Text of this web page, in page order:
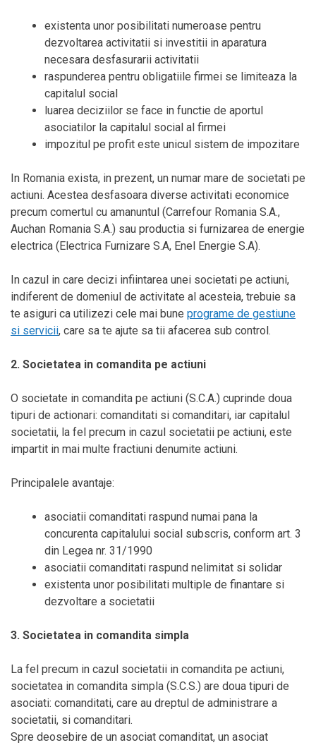
existenta unor posibilitati numeroase pentru
dezvoltarea activitatii si investitii in aparatura
necesara desfasurarii activitatii
raspunderea pentru obligatiile firmei se limiteaza la
capitalul social
luarea deciziilor se face in functie de aportul
asociatilor la capitalul social al firmei
impozitul pe profit este unicul sistem de impozitare
In Romania exista, in prezent, un numar mare de societati pe
actiuni. Acestea desfasoara diverse activitati economice
precum comertul cu amanuntul (Carrefour Romania S.A.,
Auchan Romania S.A.) sau productia si furnizarea de energie
electrica (Electrica Furnizare S.A, Enel Energie S.A).
In cazul in care decizi infiintarea unei societati pe actiuni,
indiferent de domeniul de activitate al acesteia, trebuie sa
te asiguri ca utilizezi cele mai bune programe de gestiune
si servicii, care sa te ajute sa tii afacerea sub control.
2. Societatea in comandita pe actiuni
O societate in comandita pe actiuni (S.C.A.) cuprinde doua
tipuri de actionari: comanditati si comanditari, iar capitalul
societatii, la fel precum in cazul societatii pe actiuni, este
impartit in mai multe fractiuni denumite actiuni.
Principalele avantaje:
asociatii comanditati raspund numai pana la
concurenta capitalului social subscris, conform art. 3
din Legea nr. 31/1990
asociatii comanditati raspund nelimitat si solidar
existenta unor posibilitati multiple de finantare si
dezvoltare a societatii
3. Societatea in comandita simpla
La fel precum in cazul societatii in comandita pe actiuni,
societatea in comandita simpla (S.C.S.) are doua tipuri de
asociati: comanditati, care au dreptul de administrare a
societatii, si comanditari.
Spre deosebire de un asociat comanditat, un asociat